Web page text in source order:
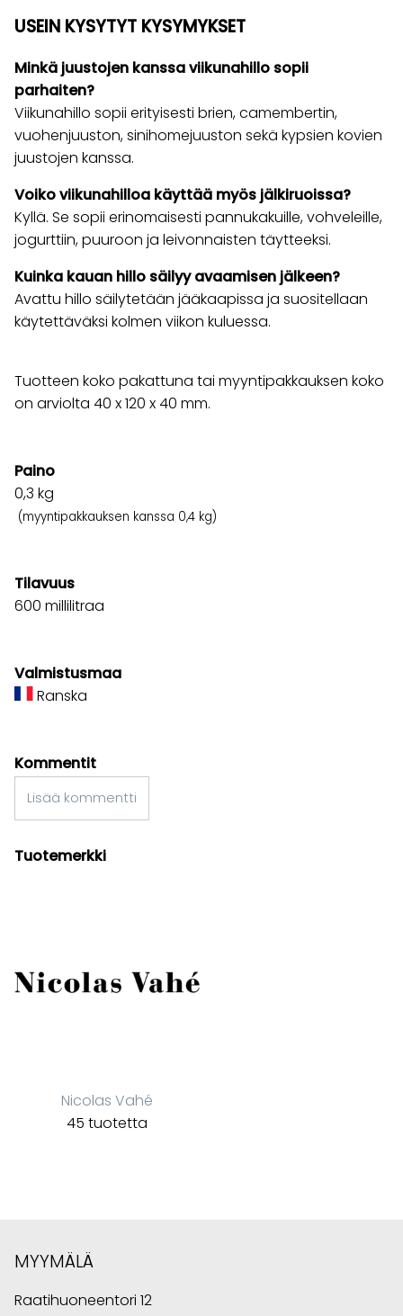
USEIN KYSYTYT KYSYMYKSET
Minkä juustojen kanssa viikunahillo sopii
parhaiten?
Viikunahillo sopii erityisesti brien, camembertin,
vuohenjuuston, sinihomejuuston sekä kypsien kovien
juustojen kanssa.
Voiko viikunahilloa käyttää myös jälkiruoissa?
Kyllä. Se sopii erinomaisesti pannukakuille, vohveleille,
jogurttiin, puuroon ja leivonnaisten täytteeksi.
Kuinka kauan hillo säilyy avaamisen jälkeen?
Avattu hillo säilytetään jääkaapissa ja suositellaan
käytettäväksi kolmen viikon kuluessa.
Tuotteen koko pakattuna tai myyntipakkauksen koko
on arviolta 40 x 120 x 40 mm.
Paino
0,3 kg
(myyntipakkauksen kanssa 0,4 kg)
Tilavuus
600 millilitraa
Valmistusmaa
Ranska
Kommentit
Lisää kommentti
Tuotemerkki
Nicolas Vahé
45 tuotetta
MYYMÄLÄ
Raatihuoneentori 12